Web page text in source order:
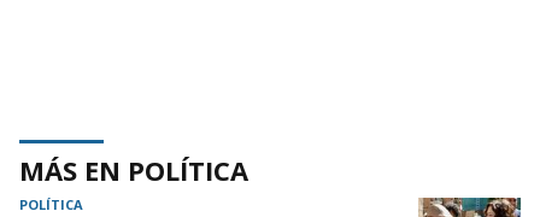
MÁS EN POLÍTICA
POLÍTICA